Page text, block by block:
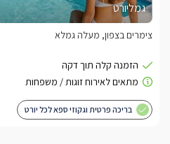
גמליורט
צימרים בצפון, מעלה גמלא
בריכה פרטית וגקוזי ספא לכל יורט